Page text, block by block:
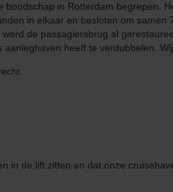
in Rotterdam begrepen.
in elkaar en besloten om samen
de passagiersbrug al
heeft te verdubbelen.
in de lift zitten en dat onze